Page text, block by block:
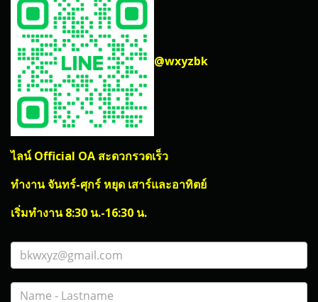
@wxyzbk
ไลน์ Official OA สะดวกรวดเร็ว
ทำงาน จันทร์-ศุกร์ หยุด เสาร์และอาทิตย์
เริ่มทำงาน 8:30 น.-16:30 น.